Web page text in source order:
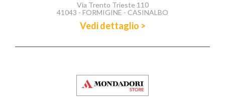
Via Trento Trieste 110
41043 - FORMIGINE - CASINALBO
Vedi dettaglio >